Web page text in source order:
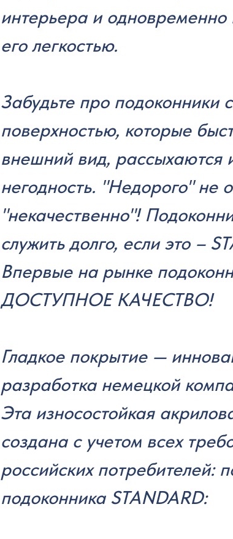
интерьера и одновременно
его легкостью.
Забудьте про подоконники
поверхностью, которые
внешний вид, рассыхаются
негодность. "Недорого" не
"некачественно"!
служить долго, если это –
Впервые на рынке
ДОСТУПНОЕ КАЧЕСТВО!
Гладкое покрытие —
разработка немецкой
Эта износостойкая
создана с учетом всех
российских потребителей:
подоконника STANDARD: